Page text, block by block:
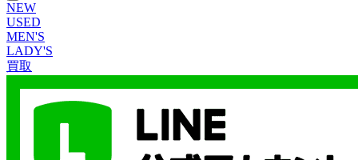
NEW
USED
MEN'S
LADY'S
買取